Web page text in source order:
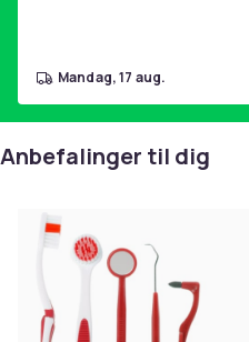
mandag, 17 aug.
Anbefalinger til dig